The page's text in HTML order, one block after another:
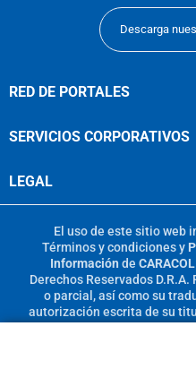
Descarga
RED DE PORTALES
SERVICIOS CORPORATIVOS
LEGAL
El uso de este sitio web
Términos y condicionesy
Información de
Derechos Reservados
o parcial, así como su
autorización escrita de su
part, or translation without